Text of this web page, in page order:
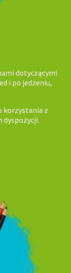
dotyczącymi
i po jedzeniu,
korzystania z
dyspozycji.